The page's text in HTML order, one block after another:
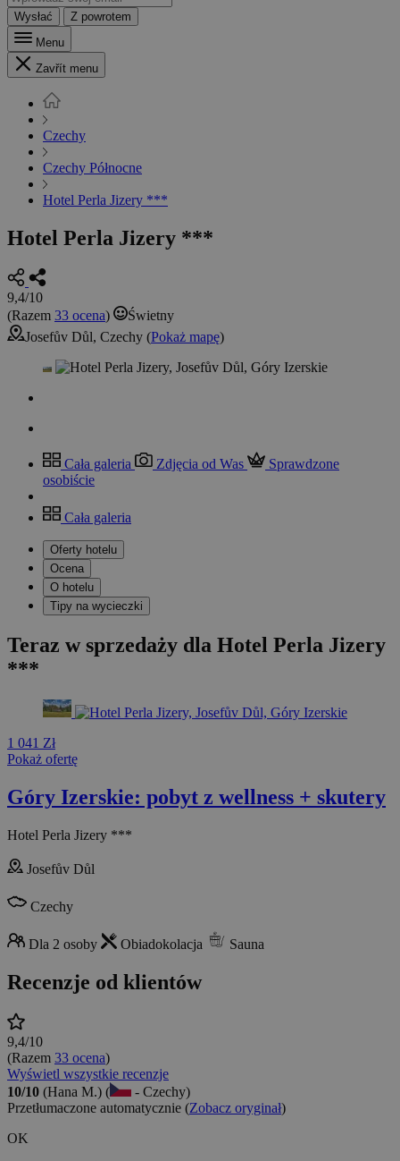
Wysłać
Z powrotem
Menu
Zavřít menu
Czechy
Czechy Północne
Hotel Perla Jizery ***
Hotel Perla Jizery ***
9,4/10
(Razem 33 ocena)
Świetny
Josefův Důl, Czechy (Pokaż mapę)
Cała galeria Zdjęcia od Was
Sprawdzone
osobiście
Cała galeria
Oferty hotelu
Ocena
O hotelu
Tipy na wycieczki
Teraz w sprzedaży dla Hotel Perla Jizery
***
1 041 Zł
Pokaż ofertę
Góry Izerskie: pobyt z wellness + skutery
Hotel Perla Jizery ***
Josefův Důl
Czechy
Dla 2 osoby Obiadokolacja Sauna
Recenzje od klientów
9,4/10
(Razem 33 ocena)
Wyświetl wszystkie recenzje
10/10 (Hana M.) (
- Czechy)
Przetłumaczone automatycznie (Zobacz oryginał)
OK